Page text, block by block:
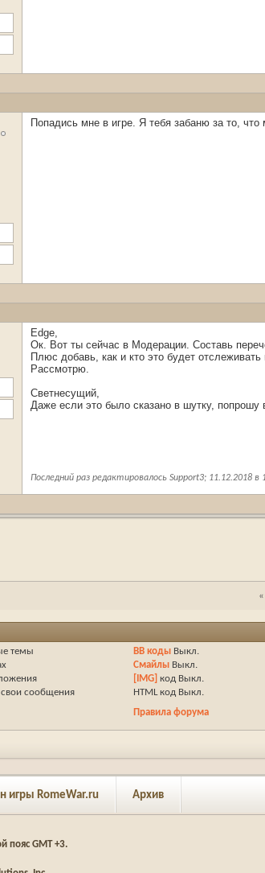
Попадись мне в игре. Я тебя забаню за то,
Edge,
Ок. Вот ты сейчас в Модерации. Составь
Плюс добавь, как и кто это будет отслеживать
Рассмотрю.
Светнесущий,
Даже если это было сказано в шутку, попрошу
Последний раз редактировалось Support3; 11.12.2018 в
«
темы
свои сообщения
BB коды Выкл.
Смайлы Выкл.
[IMG] код Выкл.
HTML код Выкл.
Правила форума
игры RomeWar.ru Архив
пояс GMT +3.